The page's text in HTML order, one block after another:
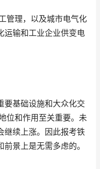
管理，以及城市电气化
运输和工业企业供变电
要基础设施和大众化交
位和作用至关重要。未
继续上涨。因此报考铁
景上是无需多虑的。